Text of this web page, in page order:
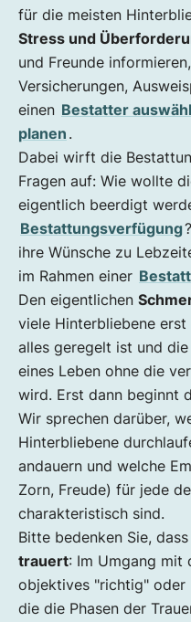
(1) Trauerphase:
(2) Trauerphase:
(3) Trauerphase:
(4) Trauerphase:
(5) Akzeptanz und
Die Phasen der
Wie verarbeite ich
No-Goes im
für die meisten
Stress und
und Freunde informieren,
Versicherungen,
einen Bestatter
planen .
Dabei wirft die
Fragen auf: Wie wollte
eigentlich beerdigt
Bestattungsverfügung
ihre Wünsche zu
im Rahmen einer
Den eigentlichen
viele Hinterbliebene erst
alles geregelt ist und
eines Leben ohne die
wird. Erst dann beginnt
Wir sprechen darüber,
Hinterbliebene
andauern und welche
Zorn, Freude) für jede
charakteristisch sind.
Bitte bedenken Sie,
trauert: Im Umgang mit
objektives "richtig" oder
die die Phasen der